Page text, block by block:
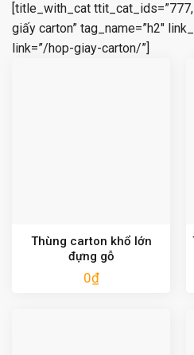
[title_with_cat
giấy carton” tag_name=”h2″
link=”/hop-giay-carton/”]
Thùng carton khổ lớn
đựng gỗ
0₫